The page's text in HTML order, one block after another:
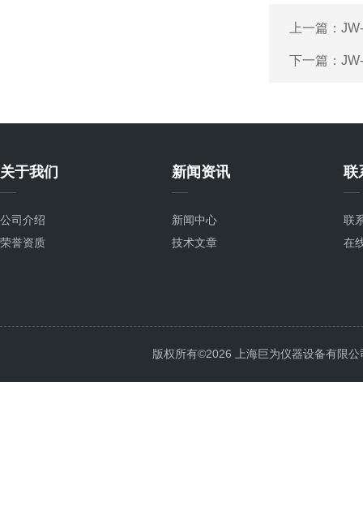
上一篇：
下一篇：
关于我们
公司介绍
荣誉资质
新闻资讯
新闻中心
技术文章
联
联
在
版权所有©2026 上海巨为仪器设备有限